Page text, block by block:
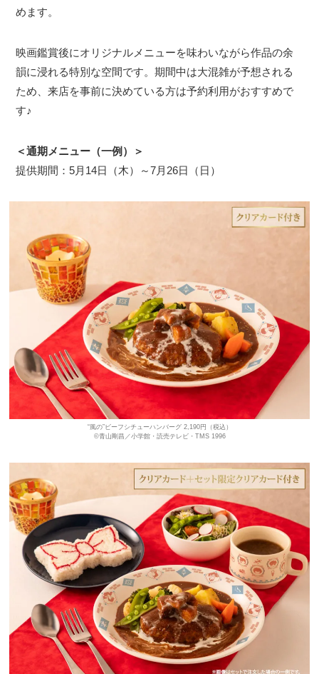
めます。
映画鑑賞後にオリジナルメニューを味わいながら作品の余
韻に浸れる特別な空間です。期間中は大混雑が予想される
ため、来店を事前に決めている方は予約利用がおすすめで
す♪
＜通期メニュー（一例）＞
提供期間：5月14日（木）～7月26日（日）
“風の”ビーフシチューハンバーグ 2,190円（税込）
©青山剛昌／小学館・読売テレビ・TMS 1996